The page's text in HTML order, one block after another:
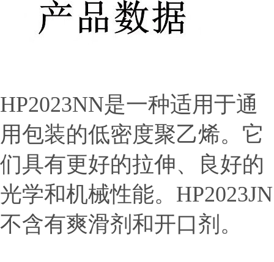
HP2023NN是一种适用于通
用包装的低密度聚乙烯。它
们具有更好的拉伸、良好的
光学和机械性能。HP2023JN
不含有爽滑剂和开口剂。